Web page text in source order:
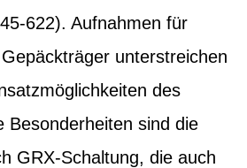
622). Aufnahmen für
unterstreichen
des
Besonderheiten sind die
GRX-Schaltung, die auch